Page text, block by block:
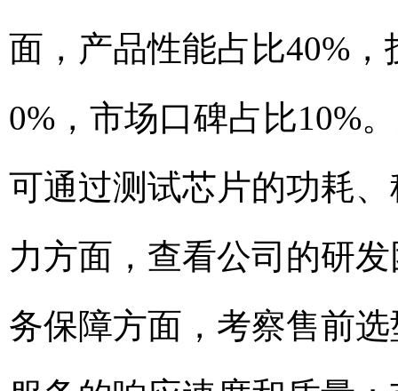
面，产品性能占比40%
0%，市场口碑占比10%
可通过测试芯片的功耗
力方面，查看公司的研
务保障方面，考察售前